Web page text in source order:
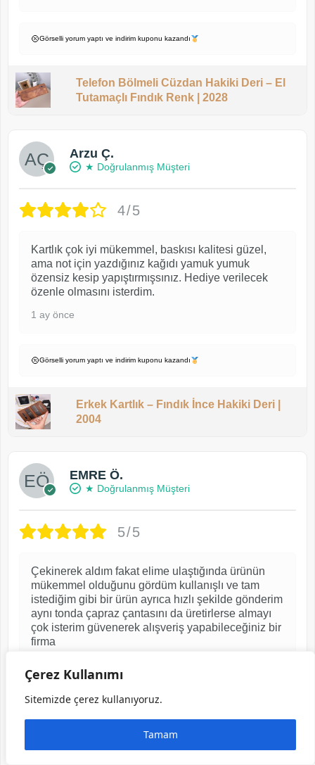
Çerez Kullanımı
Sitemizde çerez kullanıyoruz.
Tamam
Görselli yorum yaptı ve indirim kuponu kazandı
Telefon Bölmeli Cüzdan Hakiki Deri – El
Tutamaçlı Fındık Renk | 2028
Arzu Ç.
★ Doğrulanmış Müşteri
4/5
Kartlık çok iyi mükemmel, baskısı kalitesi güzel,
ama not için yazdığınız kağıdı yamuk yumuk
özensiz kesip yapıştırmışsınız. Hediye verilecek
özenle olmasını isterdim.
1 ay önce
Görselli yorum yaptı ve indirim kuponu kazandı
Erkek Kartlık – Fındık İnce Hakiki Deri |
2004
EMRE Ö.
★ Doğrulanmış Müşteri
5/5
Çekinerek aldım fakat elime ulaştığında ürünün
mükemmel olduğunu gördüm kullanışlı ve tam
istediğim gibi bir ürün ayrıca hızlı şekilde gönderim
aynı tonda çapraz çantasını da üretirlerse almayı
çok isterim güvenerek alışveriş yapabileceğiniz bir
firma
Telefon Bölmeli Cüzdan Hakiki Deri – El